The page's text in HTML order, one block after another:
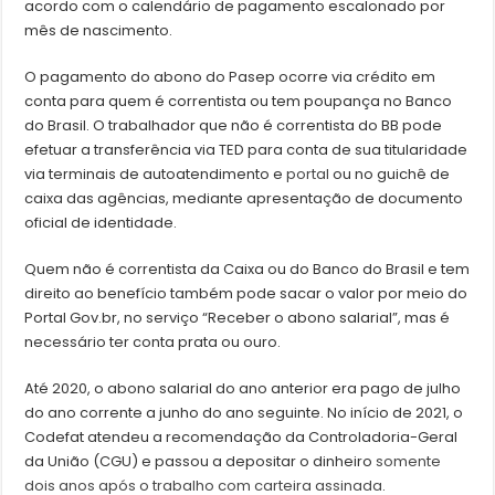
acordo com o calendário de pagamento escalonado por
mês de nascimento.
O pagamento do abono do Pasep ocorre via crédito em
conta para quem é correntista ou tem poupança no Banco
do Brasil. O trabalhador que não é correntista do BB pode
efetuar a transferência via TED para conta de sua titularidade
via terminais de autoatendimento eportal ou no guichê de
caixa das agências, mediante apresentação de documento
oficial de identidade.
Quem não é correntista da Caixa ou do Banco do Brasil e tem
direito ao benefício também pode sacar o valor por meio do
Portal Gov.br, no serviço “Receber o abono salarial”, mas é
necessário ter conta prata ou ouro.
Até 2020, o abono salarial do ano anterior era pago de julho
do ano corrente a junho do ano seguinte. No início de 2021, o
Codefat atendeu a recomendação da Controladoria-Geral
da União (CGU) e passou a depositar o dinheirosomente
dois anos após o trabalho com carteira assinada.